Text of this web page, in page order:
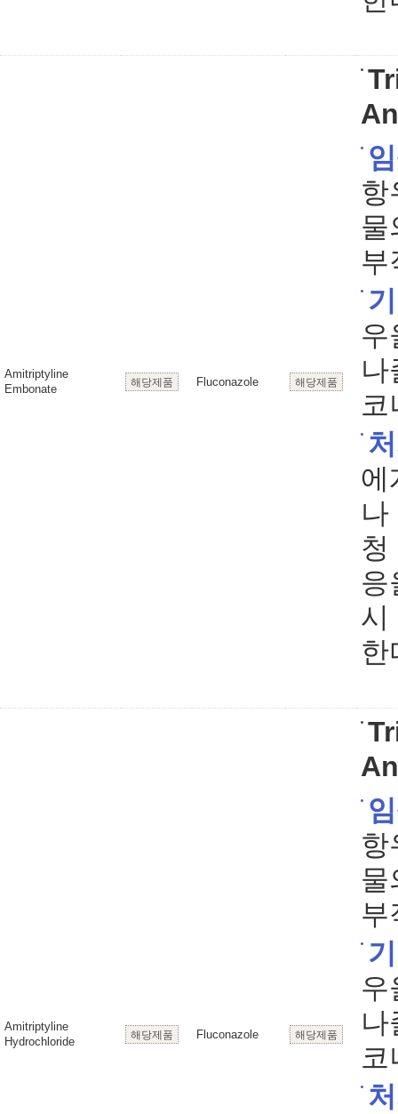
Amitriptyline
Embonate
해당제품 Fluconazole 해당제품
항
물
부
우
나
에
나
청
응
시
한
Amitriptyline
Hydrochloride
해당제품 Fluconazole 해당제품
항
물
부
우
나